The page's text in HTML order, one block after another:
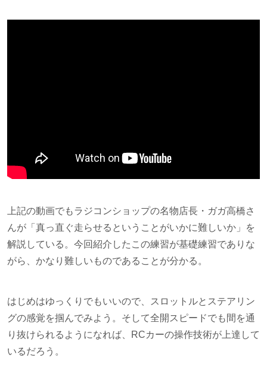
上記の動画でもラジコンショップの名物店長・ガガ高橋さ
んが「真っ直ぐ走らせるということがいかに難しいか」を
解説している。今回紹介したこの練習が基礎練習でありな
がら、かなり難しいものであることが分かる。
はじめはゆっくりでもいいので、スロットルとステアリン
グの感覚を掴んでみよう。そして全開スピードでも間を通
り抜けられるようになれば、RCカーの操作技術が上達して
いるだろう。